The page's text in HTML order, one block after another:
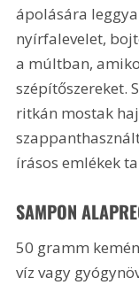
ápolására
nyírfalevelet,
a múltban,
szépítőszereket.
ritkán mostak
írásos emlékek
SAMPON
50 gramm
víz vagy